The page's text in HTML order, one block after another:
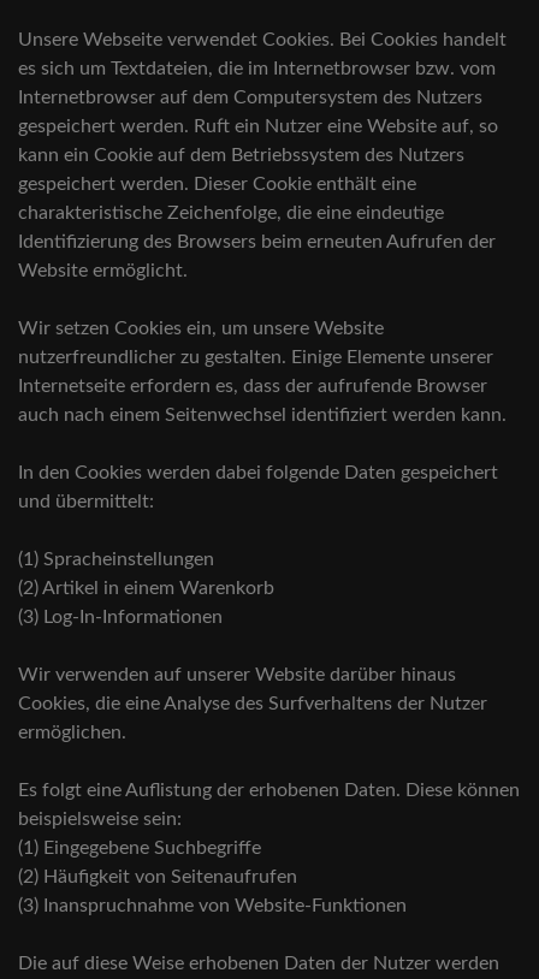
Unsere Webseite verwendet Cookies. Bei Cookies handelt
es sich um Textdateien, die im Internetbrowser bzw. vom
Internetbrowser auf dem Computersystem des Nutzers
gespeichert werden. Ruft ein Nutzer eine Website auf, so
kann ein Cookie auf dem Betriebssystem des Nutzers
gespeichert werden. Dieser Cookie enthält eine
charakteristische Zeichenfolge, die eine eindeutige
Identifizierung des Browsers beim erneuten Aufrufen der
Website ermöglicht.
Wir setzen Cookies ein, um unsere Website
nutzerfreundlicher zu gestalten. Einige Elemente unserer
Internetseite erfordern es, dass der aufrufende Browser
auch nach einem Seitenwechsel identifiziert werden kann.
In den Cookies werden dabei folgende Daten gespeichert
und übermittelt:
(1) Spracheinstellungen
(2) Artikel in einem Warenkorb
(3) Log-In-Informationen
Wir verwenden auf unserer Website darüber hinaus
Cookies, die eine Analyse des Surfverhaltens der Nutzer
ermöglichen.
Es folgt eine Auflistung der erhobenen Daten. Diese können
beispielsweise sein:
(1) Eingegebene Suchbegriffe
(2) Häufigkeit von Seitenaufrufen
(3) Inanspruchnahme von Website-Funktionen
Die auf diese Weise erhobenen Daten der Nutzer werden